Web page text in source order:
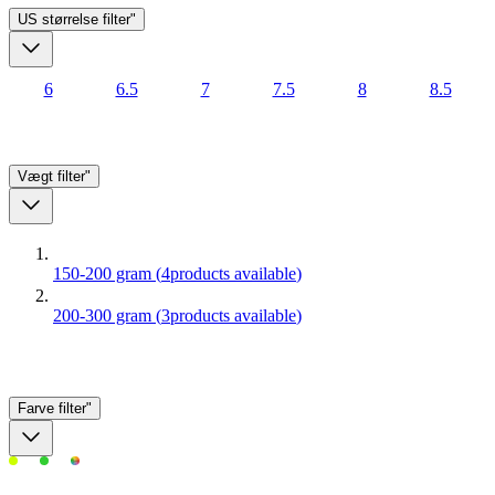
US størrelse filter"
6 6.5 7 7.5 8 8.5
Vægt filter"
150-200 gram (4products available)
200-300 gram (3products available)
Farve filter"